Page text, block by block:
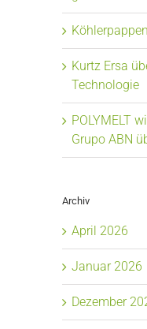
Kurtz Ersa
Technologie
POLYMELT
Grupo ABN
Archiv
April 2026
Januar 2026
Dezember